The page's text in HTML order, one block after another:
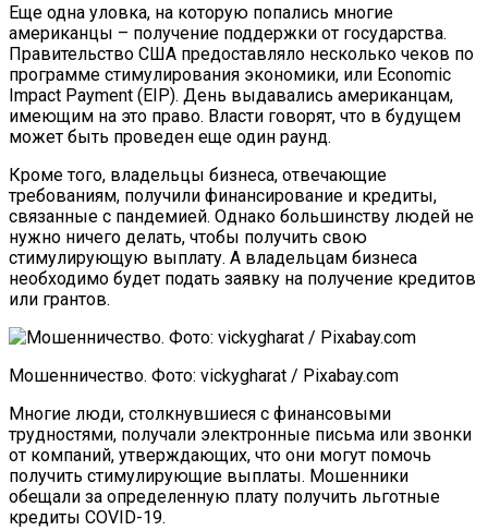
Еще одна уловка, на которую попались многие
американцы – получение поддержки от государства.
Правительство США предоставляло несколько чеков по
программе стимулирования экономики, или Economic
Impact Payment (EIP). День выдавались американцам,
имеющим на это право. Власти говорят, что в будущем
может быть проведен еще один раунд.
Кроме того, владельцы бизнеса, отвечающие
требованиям, получили финансирование и кредиты,
связанные с пандемией. Однако большинству людей не
нужно ничего делать, чтобы получить свою
стимулирующую выплату. А владельцам бизнеса
необходимо будет подать заявку на получение кредитов
или грантов.
Мошенничество. Фото: vickygharat / Pixabay.com
Многие люди, столкнувшиеся с финансовыми
трудностями, получали электронные письма или звонки
от компаний, утверждающих, что они могут помочь
получить стимулирующие выплаты. Мошенники
обещали за определенную плату получить льготные
кредиты COVID-19.